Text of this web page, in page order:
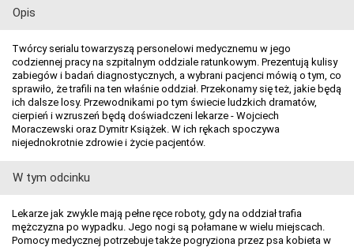
Opis
Twórcy serialu towarzyszą personelowi medycznemu w jego
codziennej pracy na szpitalnym oddziale ratunkowym. Prezentują kulisy
zabiegów i badań diagnostycznych, a wybrani pacjenci mówią o tym, co
sprawiło, że trafili na ten właśnie oddział. Przekonamy się też, jakie będą
ich dalsze losy. Przewodnikami po tym świecie ludzkich dramatów,
cierpień i wzruszeń będą doświadczeni lekarze - Wojciech
Moraczewski oraz Dymitr Książek. W ich rękach spoczywa
niejednokrotnie zdrowie i życie pacjentów.
W tym odcinku
Lekarze jak zwykle mają pełne ręce roboty, gdy na oddział trafia
mężczyzna po wypadku. Jego nogi są połamane w wielu miejscach.
Pomocy medycznej potrzebuje także pogryziona przez psa kobieta w